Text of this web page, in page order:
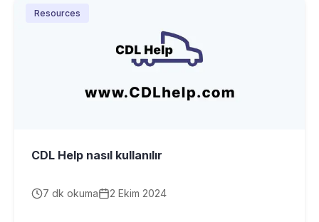
Resources
CDL Help nasıl kullanılır
7 dk okuma 2 Ekim 2024